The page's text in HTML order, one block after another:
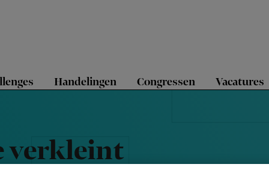
Handelingen Congressen Vacatures
verkleint